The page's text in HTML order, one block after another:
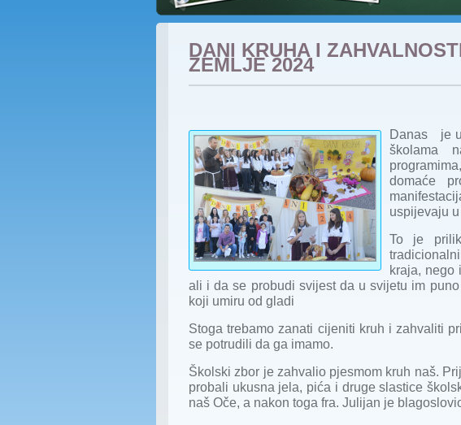
DANI KRUHA I
ZEMLJE 2024
Danas je u
školama
domaće
uspijevaju
To je
kraja, nego
ali i da se probudi svijest da u svijetu im
koji umiru od gladi
Stoga trebamo zanati cijeniti kruh i zahvaliti
se potrudili da ga imamo.
Školski zbor je zahvalio pjesmom kruh naš.
probali ukusna jela, pića i druge slastice
naš Oče, a nakon toga fra. Julijan je